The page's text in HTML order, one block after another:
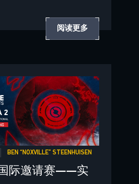
阅读更多
BEN “NOXVILLE” STEENHUISEN
际邀请赛——实